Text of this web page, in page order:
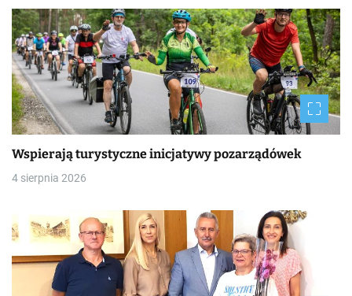
s
y
Wspierają turystyczne inicjatywy pozarządówek
4 sierpnia 2026